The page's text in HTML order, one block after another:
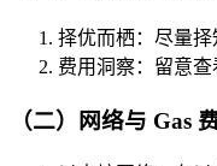
择优而栖：尽量
费用洞察：留意
（二）网络与 Gas